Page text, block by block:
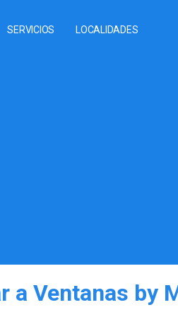
SERVICIOS LOCALIDADES
a Ventanas by